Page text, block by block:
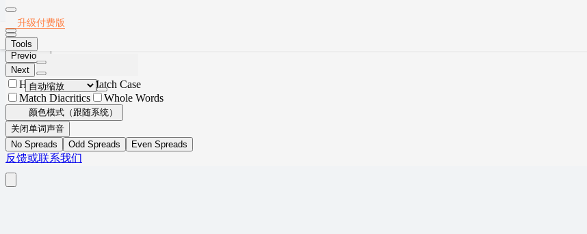
2016年12月英语六级真题(第2套)
Thumbnails
Current Outline Item
Previous
Next
Highlight All
Match Case
Match Diacritics
Whole Words
颜色模式（跟随系统）
关闭单词声音
No Spreads
Odd Spreads Even Spreads
反馈或联系我们
升级付费版
Tools
安装App